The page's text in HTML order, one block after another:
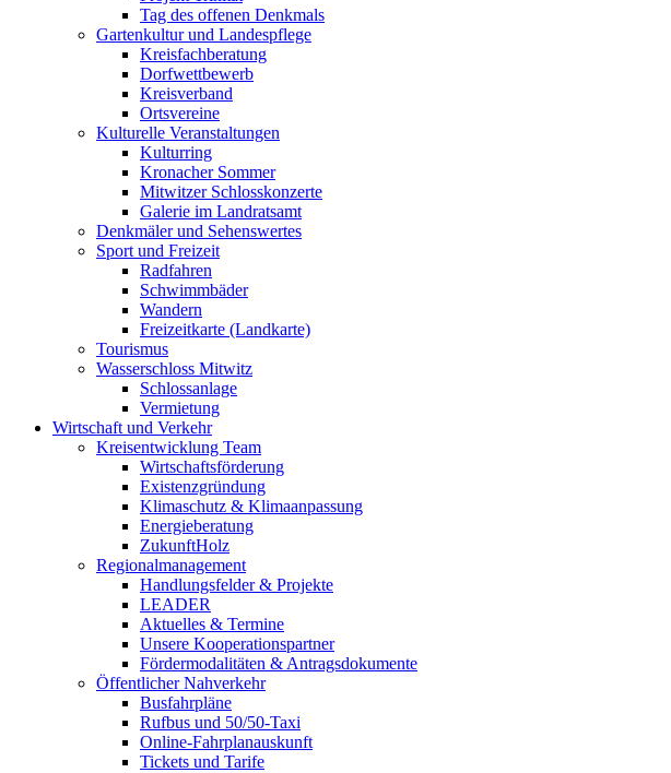
Tag des offenen Denkmals
Gartenkultur und Landespflege
Kreisfachberatung
Dorfwettbewerb
Kreisverband
Ortsvereine
Kulturelle Veranstaltungen
Kulturring
Kronacher Sommer
Mitwitzer Schlosskonzerte
Galerie im Landratsamt
Denkmäler und Sehenswertes
Sport und Freizeit
Radfahren
Schwimmbäder
Wandern
Freizeitkarte (Landkarte)
Tourismus
Wasserschloss Mitwitz
Schlossanlage
Vermietung
Wirtschaft und Verkehr
Kreisentwicklung Team
Wirtschaftsförderung
Existenzgründung
Klimaschutz & Klimaanpassung
Energieberatung
ZukunftHolz
Regionalmanagement
Handlungsfelder & Projekte
LEADER
Aktuelles & Termine
Unsere Kooperationspartner
Fördermodalitäten & Antragsdokumente
Öffentlicher Nahverkehr
Busfahrpläne
Rufbus und 50/50-Taxi
Online-Fahrplanauskunft
Tickets und Tarife